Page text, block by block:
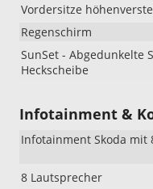
Vordersitze
Regenschirm
SunSet - Abgedunkelte
Heckscheibe
Infotainment &
Infotainment Skoda mit
8 Lautsprecher